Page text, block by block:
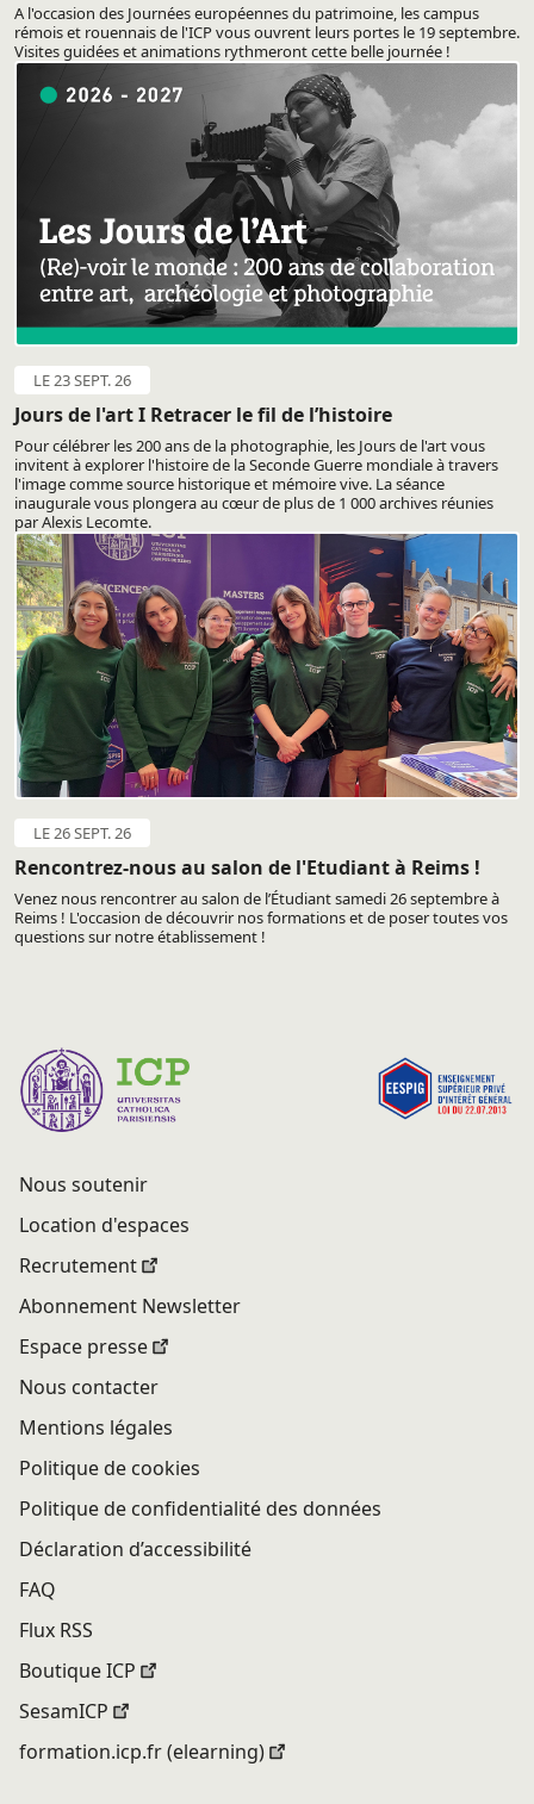
A l'occasion des Journées européennes du patrimoine, les campus
rémois et rouennais de l'ICP vous ouvrent leurs portes le 19 septembre.
Visites guidées et animations rythmeront cette belle journée !
LE 23 SEPT. 26
Jours de l'art I Retracer le fil de l’histoire
Pour célébrer les 200 ans de la photographie, les Jours de l'art vous
invitent à explorer l'histoire de la Seconde Guerre mondiale à travers
l'image comme source historique et mémoire vive. La séance
inaugurale vous plongera au cœur de plus de 1 000 archives réunies
par Alexis Lecomte.
LE 26 SEPT. 26
Rencontrez-nous au salon de l'Etudiant à Reims !
Venez nous rencontrer au salon de l’Étudiant samedi 26 septembre à
Reims ! L'occasion de découvrir nos formations et de poser toutes vos
questions sur notre établissement !
Nous soutenir
Location d'espaces
Recrutement
Abonnement Newsletter
Espace presse
Nous contacter
Mentions légales
Politique de cookies
Politique de confidentialité des données
Déclaration d’accessibilité
FAQ
Flux RSS
Boutique ICP
SesamICP
formation.icp.fr (elearning)